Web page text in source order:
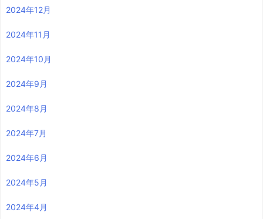
2024年12月
2024年11月
2024年10月
2024年9月
2024年8月
2024年7月
2024年6月
2024年5月
2024年4月